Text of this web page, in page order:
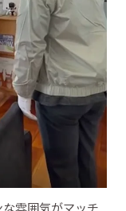
雰囲気がマッチ